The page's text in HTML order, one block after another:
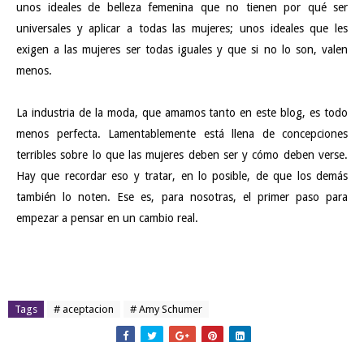
unos ideales de belleza femenina que no tienen por qué ser
universales y aplicar a todas las mujeres; unos ideales que les
exigen a las mujeres ser todas iguales y que si no lo son, valen
menos.
La industria de la moda, que amamos tanto en este blog, es todo
menos perfecta. Lamentablemente está llena de concepciones
terribles sobre lo que las mujeres deben ser y cómo deben verse.
Hay que recordar eso y tratar, en lo posible, de que los demás
también lo noten. Ese es, para nosotras, el primer paso para
empezar a pensar en un cambio real.
Tags # aceptacion # Amy Schumer